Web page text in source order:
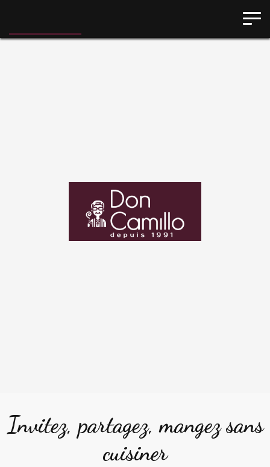
Invitez, partagez, mangez sans
cuisiner